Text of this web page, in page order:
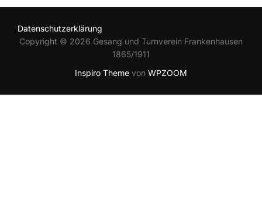
Datenschutzerklärung
Copyright © 2026 Gesang und Turnverein Frankenhausen
1865/1911
Inspiro Theme von WPZOOM